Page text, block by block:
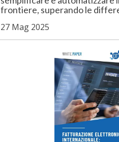
frontiere, superando le
27 Mag 2025